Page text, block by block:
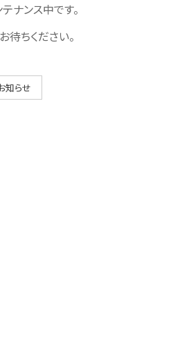
ナンス中です。
待ちください。
知らせ